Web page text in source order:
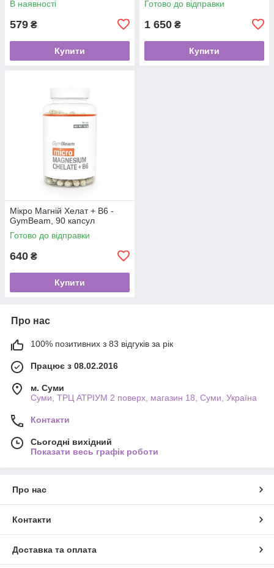
В наявності
579 ₴
Купити
Готово до відправки
1 650 ₴
Купити
Мікро Магній Хелат + В6 -
GymBeam, 90 капсул
Готово до відправки
640 ₴
Купити
Про нас
100% позитивних з 83 відгуків за рік
Працює з 08.02.2016
м. Суми
Суми, ТРЦ АТРІУМ 2 поверх, магазин 18, Суми, Україна
Контакти
Сьогодні вихідний
Показати весь графік роботи
Про нас
Контакти
Доставка та оплата